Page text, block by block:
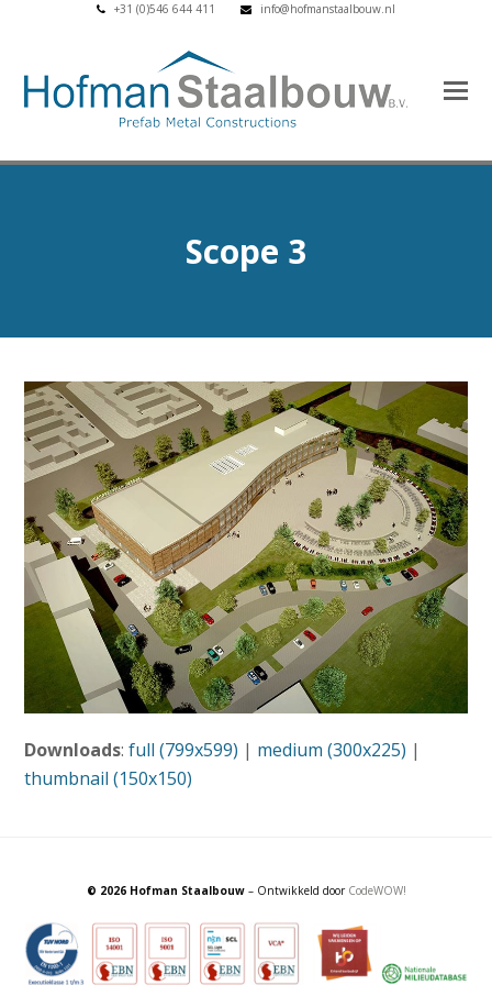
+31 (0)546 644 411 info@hofmanstaalbouw.nl
Scope 3
Downloads:full (799x599) | medium (300x225) |
thumbnail (150x150)
© 2026 Hofman Staalbouw– Ontwikkeld door CodeWOW!